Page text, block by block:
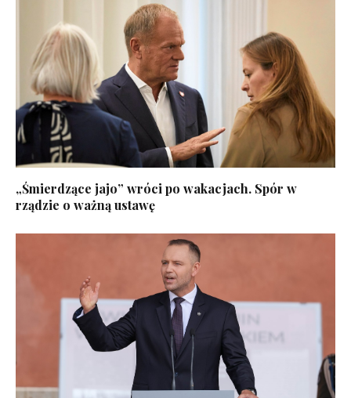
„Śmierdzące jajo” wróci po wakacjach. Spór w
rządzie o ważną ustawę